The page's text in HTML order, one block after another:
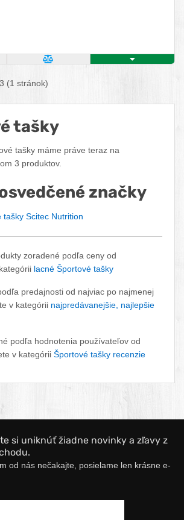
PRODUKTPOROVNAŤ PRODUKTZISTITE VIAC
(1 stránok)
tašky
tašky máme práve teraz na
3 produktov.
značky
tašky Scitec Nutrition
zoradené podľa ceny od
lacné Športové tašky
predajnosti od najviac po najmenej
v kategórii najpredávanejšie, najlepšie
podľa hodnotenia používateľov od
v kategórii Športové tašky recenzie
si uniknúť žiadne novinky a zľavy z
od nás nečakajte, posielame len krásne e-